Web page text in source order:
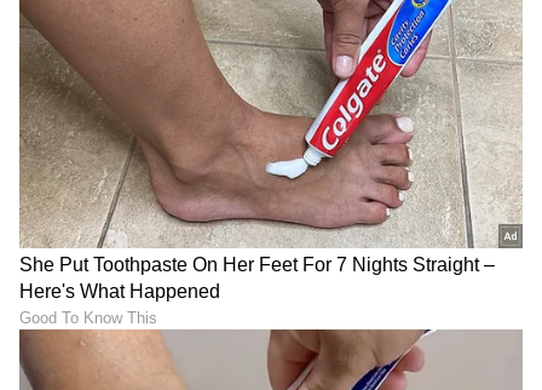
ಕೆಸರಿನಲ್ಲಿ ಬೆಳೆದ ಕಮಲ
ಮಹಿಳೆಯ ಮನೋಸ್ಥೈರ್ಯವನ್ನು ಕುಗ್ಗಿಸುವ ಸರಳ ಮತ್ತು
ಅಗ್ಗದ ವಿಧಾನವೆಂದರೆ ಆಕೆಯ ಚಾರಿತ್ರ್ಯಹರಣ ಮಾಡುವುದು.
ಇದನ್ನೇ ಟ್ರಂಪ್ ಮತ್ತವರ ಹಿಂಬಾಲಕರು ಸಹ ಮಾಡಿದ್ದು.
ಟ್ರಂಪ್ ಕಮಲಾರನ್ನು ಕಮ್ಯುನಿಸ್ಟ್, ವಿದೇಶಿ ಆಕ್ರಮಣಕಾರರು
ಎಂದೆಲ್ಲಾ ಟೀಕಿಸಿದರು. ವಿಮರ್ಶಕರು ಸಹ ಆಕೆಯ
ಮಹತ್ವಾಕಾಂಕ್ಷೆಯ ಮನೋಭಾವವನ್ನು ಸ್ವೀಕರಿಸಲಿಲ್ಲ. ಕೆಲವು
ಧಾರ್ಮಿಕ ಮುಖಂಡರು ಆಕೆಯ ಮೇಲೆ ತುಂಬಾ ತುಚ್ಛ
ಮಾತುಗಳಿಂದ ದಾಳಿ ಮಾಡಿದರು.
ಬೈಡನ್‌ನಂತಹ ಪ್ರಜಾಪ್ರಭುತ್ವವಾದಿ ವ್ಯಕ್ತಿ ಉಪಾಧ್ಯಕ್ಷೆಯಾಗಿ